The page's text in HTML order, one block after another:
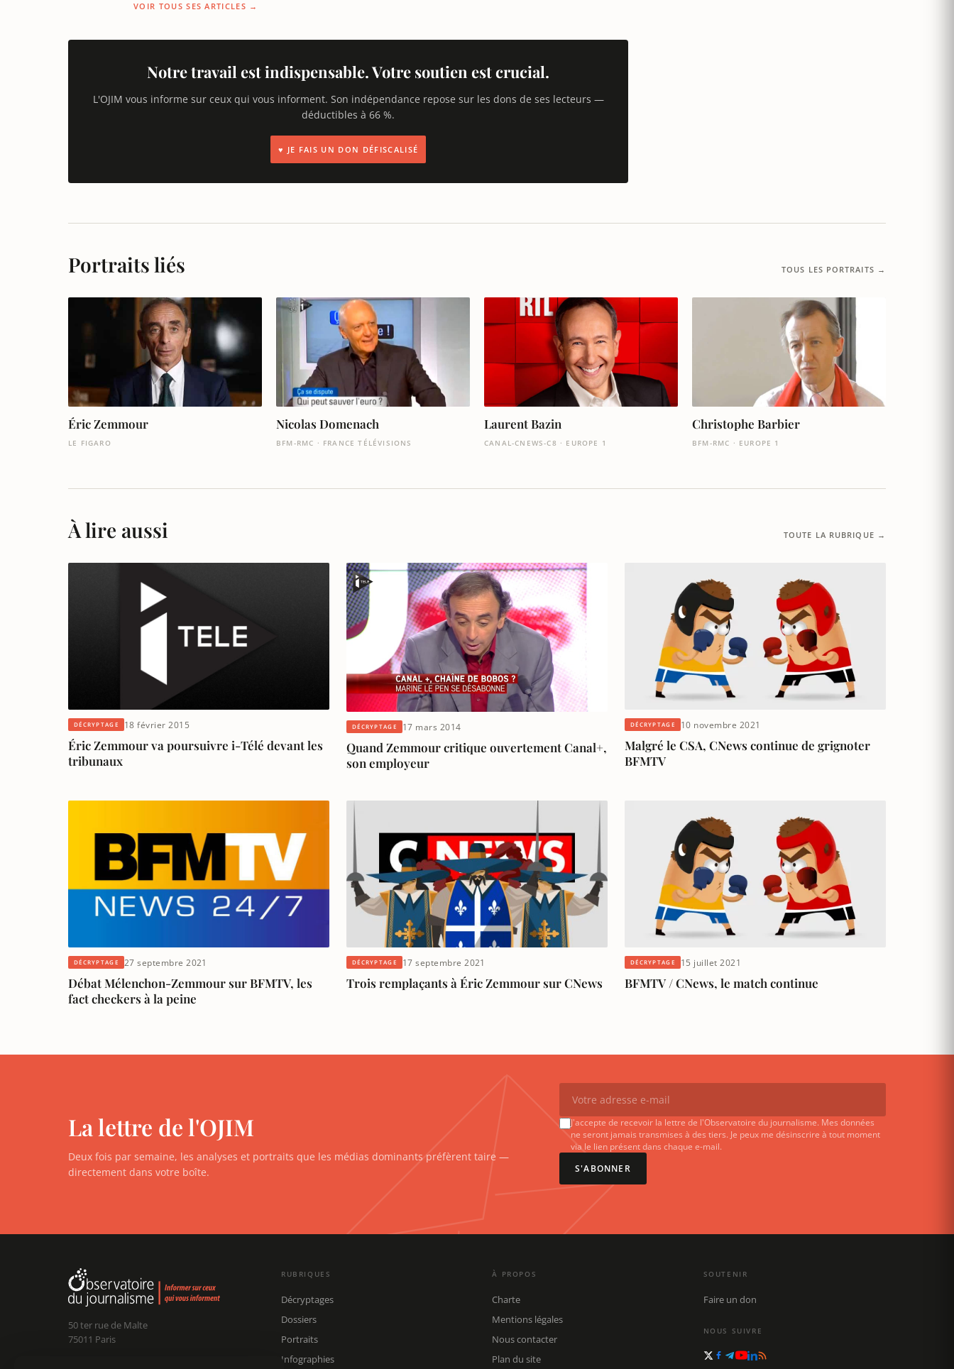
VOIR TOUS SES ARTICLES →
Notre travail est indispensable. Votre soutien est crucial.
L'OJIM vous informe sur ceux qui vous informent. Son indépendance repose sur les dons de ses lecteurs —
déductibles à 66 %.
♥ JE FAIS UN DON DÉFISCALISÉ
Portraits liés TOUS LES PORTRAITS →
Éric Zemmour
LE FIGARO
Nicolas Domenach
BFM-RMC · FRANCE TÉLÉVISIONS
Laurent Bazin
CANAL-CNEWS-C8 · EUROPE 1
Christophe Barbier
BFM-RMC · EUROPE 1
À lire aussi TOUTE LA RUBRIQUE →
DÉCRYPTAGE 18 février 2015
Éric Zemmour va poursuivre i-Télé devant les
tribunaux
DÉCRYPTAGE 17 mars 2014
Quand Zemmour critique ouvertement Canal+,
son employeur
DÉCRYPTAGE 10 novembre 2021
Malgré le CSA, CNews continue de grignoter
BFMTV
DÉCRYPTAGE 27 septembre 2021
Débat Mélenchon-Zemmour sur BFMTV, les
fact checkers à la peine
DÉCRYPTAGE 17 septembre 2021
Trois remplaçants à Éric Zemmour sur CNews
DÉCRYPTAGE 15 juillet 2021
BFMTV / CNews, le match continue
La lettre de l'OJIM
Deux fois par semaine, les analyses et portraits que les médias dominants préfèrent taire —
directement dans votre boîte.
J'accepte de recevoir la lettre de l'Observatoire du journalisme. Mes données
ne seront jamais transmises à des tiers. Je peux me désinscrire à tout moment
via le lien présent dans chaque e-mail.
S'ABONNER
50 ter rue de Malte
75011 Paris
RUBRIQUES
Décryptages
Dossiers
Portraits
Infographies
À PROPOS
Charte
Mentions légales
Nous contacter
Plan du site
SOUTENIR
Faire un don
NOUS SUIVRE